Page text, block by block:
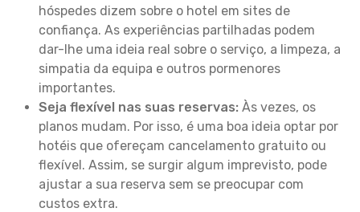
hóspedes dizem sobre o hotel em sites de
confiança. As experiências partilhadas podem
dar-lhe uma ideia real sobre o serviço, a limpeza, a
simpatia da equipa e outros pormenores
importantes.
Seja flexível nas suas reservas: Às vezes, os
planos mudam. Por isso, é uma boa ideia optar por
hotéis que ofereçam cancelamento gratuito ou
flexível. Assim, se surgir algum imprevisto, pode
ajustar a sua reserva sem se preocupar com
custos extra.